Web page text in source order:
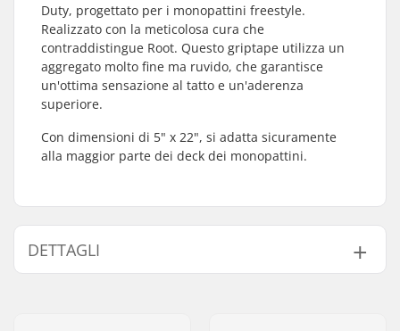
Duty, progettato per i monopattini freestyle.
Realizzato con la meticolosa cura che
contraddistingue Root. Questo griptape utilizza un
aggregato molto fine ma ruvido, che garantisce
un'ottima sensazione al tatto e un'aderenza
superiore.
Con dimensioni di 5" x 22", si adatta sicuramente
alla maggior parte dei deck dei monopattini.
DETTAGLI